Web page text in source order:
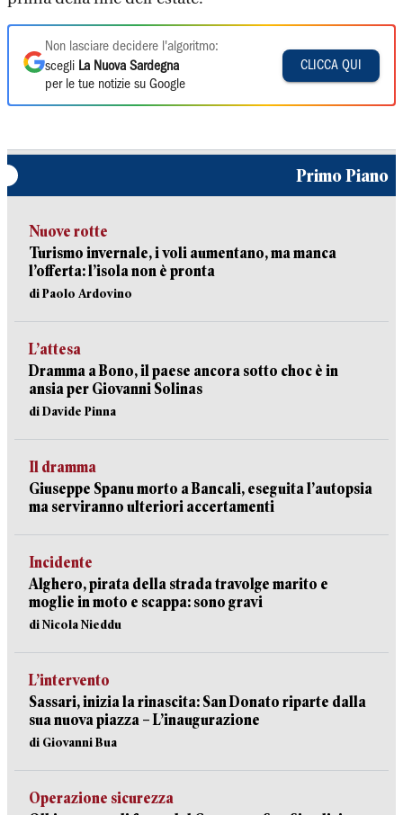
Non lasciare decidere l'algoritmo:
scegli La Nuova Sardegna
per le tue notizie su Google
CLICCA QUI
Primo Piano
Nuove rotte
Turismo invernale, i voli aumentano, ma manca
l’offerta: l’isola non è pronta
di Paolo Ardovino
L’attesa
Dramma a Bono, il paese ancora sotto choc è in
ansia per Giovanni Solinas
di Davide Pinna
Il dramma
Giuseppe Spanu morto a Bancali, eseguita l’autopsia
ma serviranno ulteriori accertamenti
Incidente
Alghero, pirata della strada travolge marito e
moglie in moto e scappa: sono gravi
di Nicola Nieddu
L’intervento
Sassari, inizia la rinascita: San Donato riparte dalla
sua nuova piazza – L’inaugurazione
di Giovanni Bua
Operazione sicurezza